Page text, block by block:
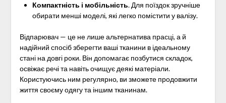
Компактність і мобільність. Для поїздок зручніше
обирати менші моделі, які легко помістити у валізу.
Відпарювач — це не лише альтернатива прасці, а й
надійний спосіб зберегти ваші тканини в ідеальному
стані на довгі роки. Він допомагає позбутися складок,
освіжає речі та навіть очищує деякі матеріали.
Користуючись ним регулярно, ви зможете продовжити
життя своєму одягу та іншим тканинам.